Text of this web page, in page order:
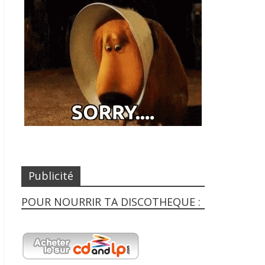
Publicité
POUR NOURRIR TA DISCOTHEQUE :